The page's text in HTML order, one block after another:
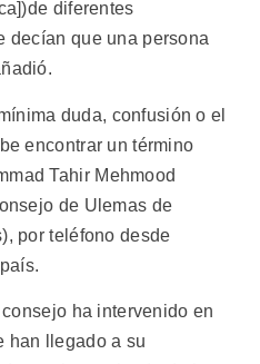
diferentes
decían que una persona
duda, confusión o el
encontrar un término
Tahir Mehmood
de Ulemas de
por teléfono desde
ha intervenido en
han llegado a su